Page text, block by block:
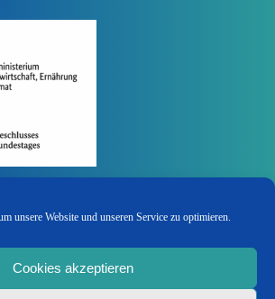
unsere Website und unseren Service zu optimieren.
Cookies akzeptieren